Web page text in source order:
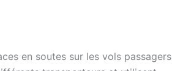
en soutes sur les vols passagers